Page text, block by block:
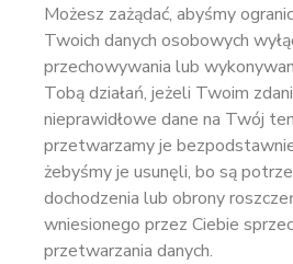
Możesz zażądać, abyśmy
Twoich danych osobowych
przechowywania lub
Tobą działań, jeżeli Twoim
nieprawidłowe dane na Twój
przetwarzamy je
żebyśmy je usunęli, bo są
dochodzenia lub obrony
wniesionego przez Ciebie
przetwarzania danych.